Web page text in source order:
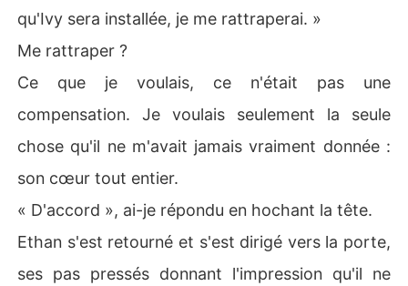
qu'Ivy sera installée, je me rattraperai. »
Me rattraper ?
Ce que je voulais, ce n'était pas une
compensation. Je voulais seulement la seule
chose qu'il ne m'avait jamais vraiment donnée :
son cœur tout entier.
« D'accord », ai-je répondu en hochant la tête.
Ethan s'est retourné et s'est dirigé vers la porte,
ses pas pressés donnant l'impression qu'il ne